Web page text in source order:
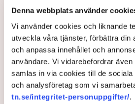
Denna webbplats använder
Vi använder cookies och liknande
utveckla våra tjänster, förbättra din
och anpassa innehållet och
användare. Vi vidarebefordrar
samlas in via cookies till de
och analysföretag som vi
tn.se/integritet-personuppgifter/.
Uteserveringar Restauranger
Svenskt Näringsliv
TN original
Norrköping